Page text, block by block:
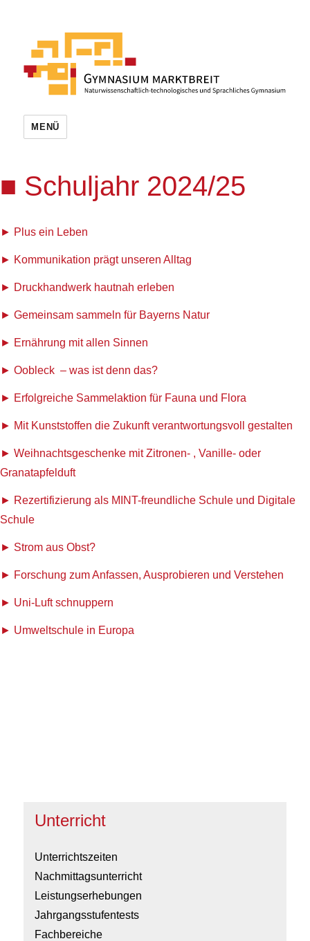
MENÜ
Schuljahr 2024/25
Plus ein Leben
Kommunikation prägt unseren Alltag
Druckhandwerk hautnah erleben
Gemeinsam sammeln für Bayerns Natur
Ernährung mit allen Sinnen
Oobleck – was ist denn das?
Erfolgreiche Sammelaktion für Fauna und Flora
Mit Kunststoffen die Zukunft verantwortungsvoll gestalten
Weihnachtsgeschenke mit Zitronen- , Vanille- oder
Granatapfelduft
Rezertifizierung als MINT-freundliche Schule und Digitale
Schule
Strom aus Obst?
Forschung zum Anfassen, Ausprobieren und Verstehen
Uni-Luft schnuppern
Umweltschule in Europa
Unterricht
Unterrichtszeiten
Nachmittagsunterricht
Leistungserhebungen
Jahrgangsstufentests
Fachbereiche